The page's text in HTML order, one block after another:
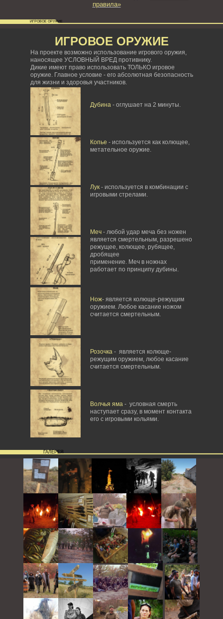
правила»
ИГРОВОЕ ОРУЖИЕ
На проекте возможно использование игрового оружия,
наносящее УСЛОВНЫЙ ВРЕД противнику.
Дикие имеют право использовать ТОЛЬКО игровое
оружие. Главное условие - его абсолютная безопасность
для жизни и здоровья участников.
Дубина- оглушает на 2 минуты.
Копье - используется как колющее,
метательное оружие.
Лук- используется в комбинации с
игровыми стрелами.
Меч- любой удар меча без ножен
является смертельным, разрешено
режущее, колющее, рубящее,
дробящее
применение. Меч в ножнах
работает по принципу дубины.
Нож- является колюще-режущим
оружием. Любое касание ножом
считается смертельным.
Розочка- является колюще-
режущим оружием, любое касание
считается смертельным.
Волчья яма- условная смерть
наступает сразу, в момент контакта
его с игровыми кольями.
ИГРОВОЕ ОРУЖИЕ
ГАЛЕРЕЯ